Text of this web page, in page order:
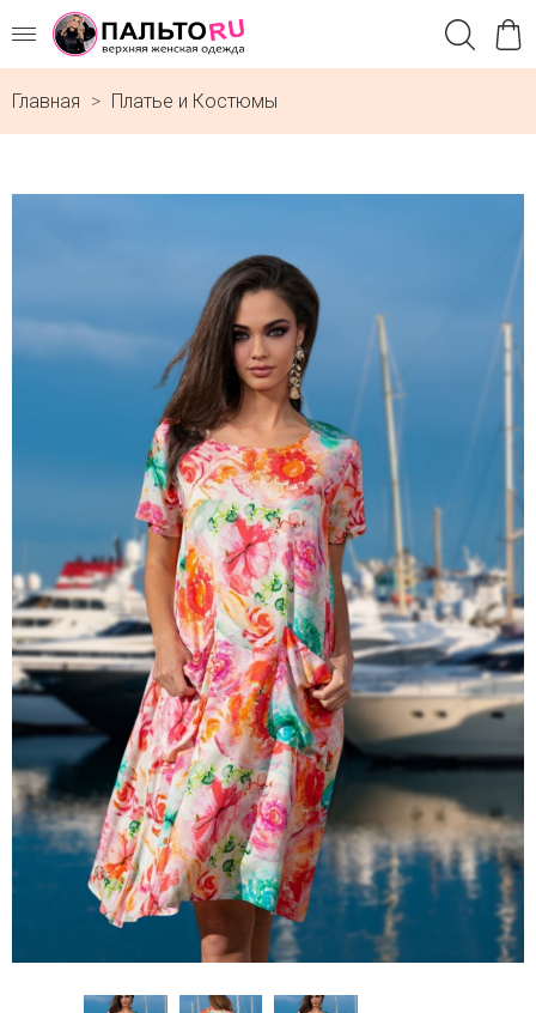
Главная Платье и Костюмы